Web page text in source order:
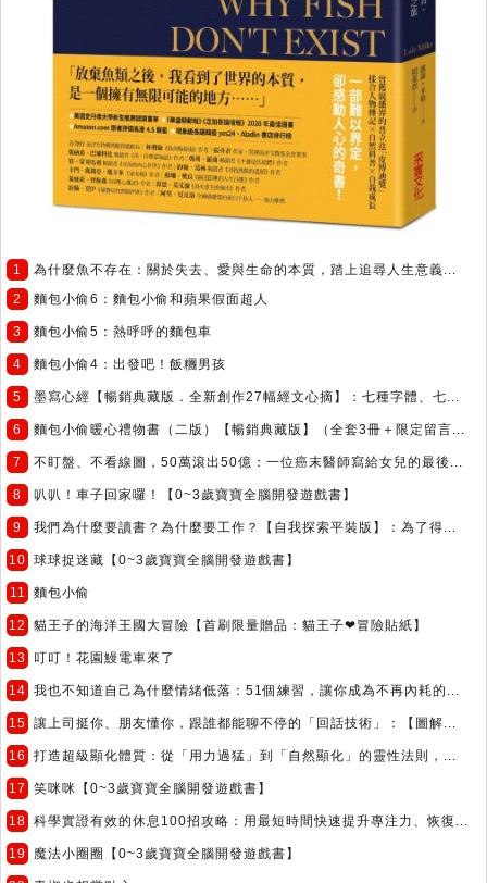
1
為什麼魚不存在：關於失去、愛與生命的本質，踏上追尋人生意義...
2
麵包小偷6：麵包小偷和蘋果假面超人
3 麵包小偷5：熱呼呼的麵包車
4 麵包小偷4：出發吧！飯糰男孩
5 墨寫心經【暢銷典藏版．全新創作27幅經文心摘】：七種字體、七...
6 麵包小偷暖心禮物書（二版）【暢銷典藏版】（全套3冊＋限定留言...
7 不盯盤、不看線圖，50萬滾出50億：一位癌末醫師寫給女兒的最後...
8 叭叭！車子回家囉！【0~3歲寶寶全腦開發遊戲書】
9 我們為什麼要讀書？為什麼要工作？【自我探索平裝版】：為了得...
10 球球捉迷藏【0~3歲寶寶全腦開發遊戲書】
11 麵包小偷
12 貓王子的海洋王國大冒險【首刷限量贈品：貓王子❤冒險貼紙】
13 叮叮！花園鰻電車來了
14 我也不知道自己為什麼情緒低落：51個練習，讓你成為不再內耗的...
15 讓上司挺你、朋友懂你，跟誰都能聊不停的「回話技術」：【圖解...
16 打造超級顯化體質：從「用力過猛」到「自然顯化」的靈性法則，...
17 笑咪咪【0~3歲寶寶全腦開發遊戲書】
18 科學實證有效的休息100招攻略：用最短時間快速提升專注力、恢復...
19 魔法小圈圈【0~3歲寶寶全腦開發遊戲書】